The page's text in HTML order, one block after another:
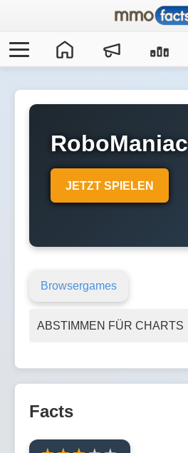
RoboManiac
JETZT SPIELEN
Browsergames
ABSTIMMEN FÜR CHARTS
Facts